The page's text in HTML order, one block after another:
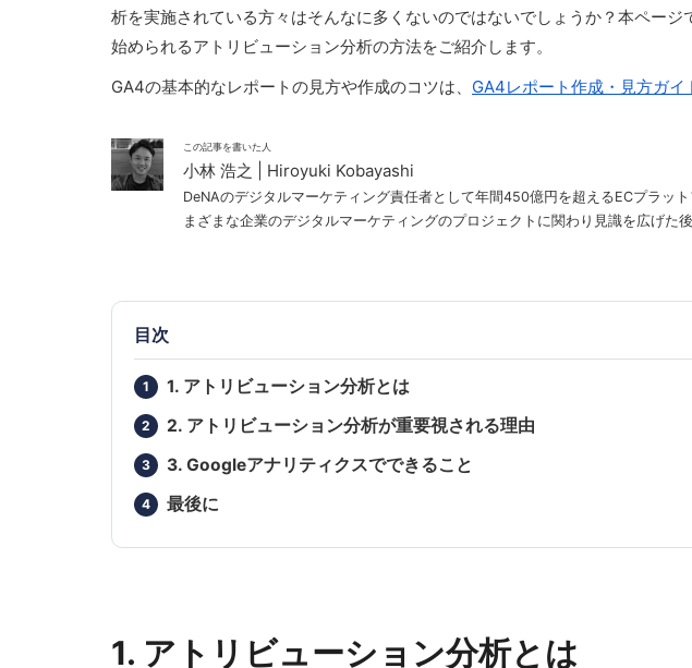
析を実施されている方々はそんなに多くないのではないでしょうか？本ペー
始められるアトリビューション分析の方法をご紹介します。
GA4の基本的なレポートの見方や作成のコツは、 GA4レポート作成・見方ガイ
この記事を書いた人
小林 浩之 | Hiroyuki Kobayashi
DeNAのデジタルマーケティング責任者として年間450億円を超えるECプラッ
まざまな企業のデジタルマーケティングのプロジェクトに関わり見識を広げた
目次
1. アトリビューション分析とは
2. アトリビューション分析が重要視される理由
3. Googleアナリティクスでできること
最後に
1. アトリビューション分析とは